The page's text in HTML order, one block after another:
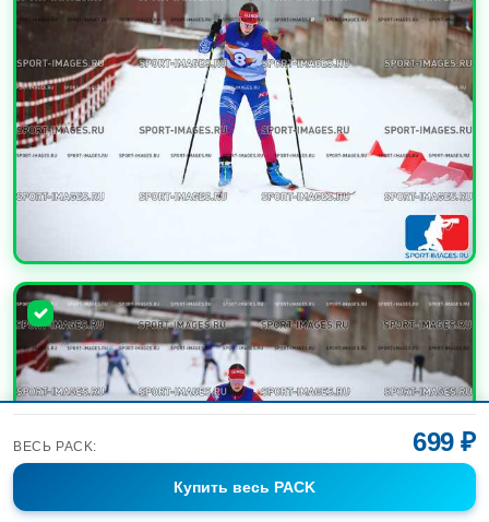
ВЕСЬ PACK: 699 ₽
Купить весь PACK
УВЕЛИЧИТЬ